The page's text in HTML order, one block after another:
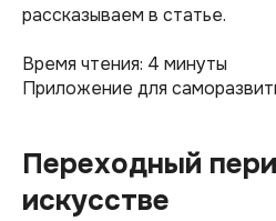
рассказываем в статье.
Время чтения: 4 минуты
Приложение для
Переходный
искусстве